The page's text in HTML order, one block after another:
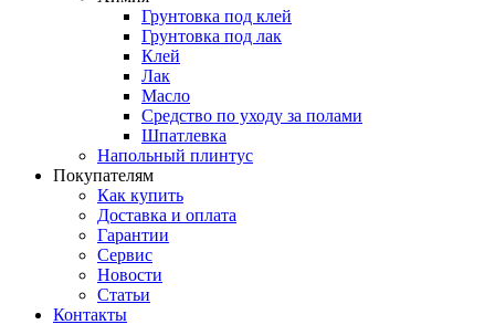
Грунтовка под клей
Грунтовка под лак
Клей
Лак
Масло
Средство по уходу за полами
Шпатлевка
Напольный плинтус
Покупателям
Как купить
Доставка и оплата
Гарантии
Сервис
Новости
Статьи
Контакты